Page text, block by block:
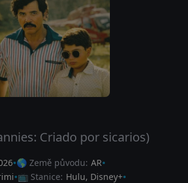
Criado por sicarios)
🌎 Země původu: AR
📺 Stanice: Hulu, Disney+